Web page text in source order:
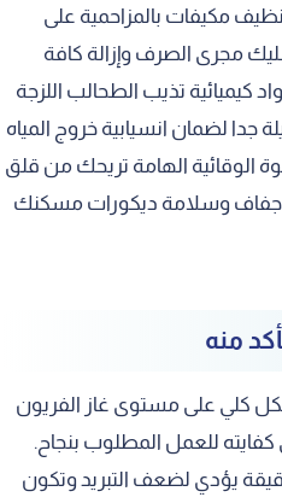
مكيفات بالمزاحمية على
مجرى الصرف وإزالة كافة
كيميائية تذيب الطحالب اللزجة
جدا لضمان انسيابية خروج المياه
الوقائية الهامة تريحك من قلق
جفاف وسلامة ديكورات مسكنك
منه
كلي على مستوى غاز الفريون
كفايته للعمل المطلوب بنجاح.
يؤدي لضعف التبريد وتكون